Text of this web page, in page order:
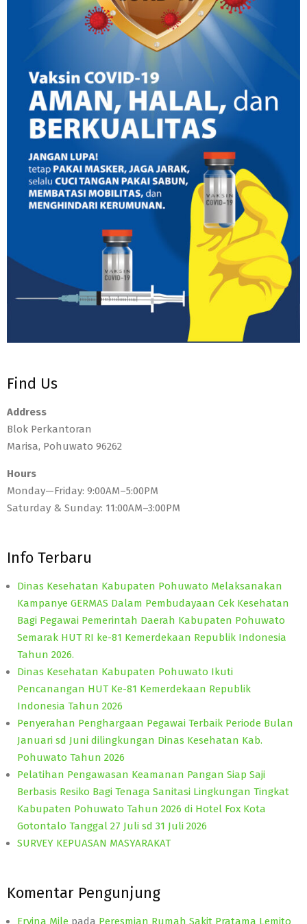
Find Us
Address
Blok Perkantoran
Marisa, Pohuwato 96262
Hours
Monday—Friday: 9:00AM–5:00PM
Saturday & Sunday: 11:00AM–3:00PM
Info Terbaru
Dinas Kesehatan Kabupaten Pohuwato Melaksanakan
Kampanye GERMAS Dalam Pembudayaan Cek Kesehatan
Bagi Pegawai Pemerintah Daerah Kabupaten Pohuwato
Semarak HUT RI ke-81 Kemerdekaan Republik Indonesia
Tahun 2026.
Dinas Kesehatan Kabupaten Pohuwato Ikuti
Pencanangan HUT Ke-81 Kemerdekaan Republik
Indonesia Tahun 2026
Penyerahan Penghargaan Pegawai Terbaik Periode Bulan
Januari sd Juni dilingkungan Dinas Kesehatan Kab.
Pohuwato Tahun 2026
Pelatihan Pengawasan Keamanan Pangan Siap Saji
Berbasis Resiko Bagi Tenaga Sanitasi Lingkungan Tingkat
Kabupaten Pohuwato Tahun 2026 di Hotel Fox Kota
Gotontalo Tanggal 27 Juli sd 31 Juli 2026
SURVEY KEPUASAN MASYARAKAT
Komentar Pengunjung
Ervina Mile pada Peresmian Rumah Sakit Pratama Lemito